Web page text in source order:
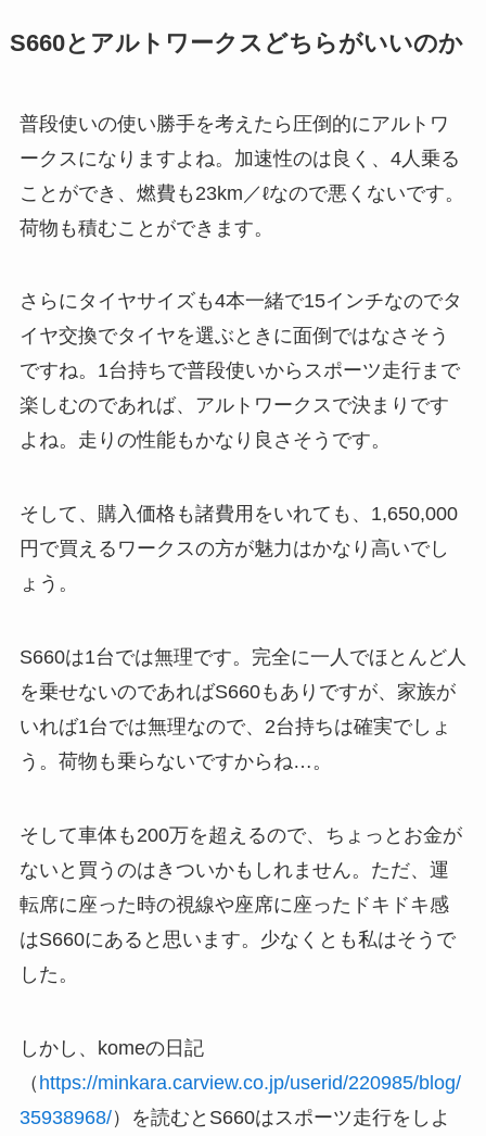
S660とアルトワークスどちらがいいのか
普段使いの使い勝手を考えたら圧倒的にアルトワ
ークスになりますよね。加速性のは良く、4人乗る
ことができ、燃費も23km／ℓなので悪くないです。
荷物も積むことができます。
さらにタイヤサイズも4本一緒で15インチなのでタ
イヤ交換でタイヤを選ぶときに面倒ではなさそう
ですね。1台持ちで普段使いからスポーツ走行まで
楽しむのであれば、アルトワークスで決まりです
よね。走りの性能もかなり良さそうです。
そして、購入価格も諸費用をいれても、1,650,000
円で買えるワークスの方が魅力はかなり高いでし
ょう。
S660は1台では無理です。完全に一人でほとんど人
を乗せないのであればS660もありですが、家族が
いれば1台では無理なので、2台持ちは確実でしょ
う。荷物も乗らないですからね…。
そして車体も200万を超えるので、ちょっとお金が
ないと買うのはきついかもしれません。ただ、運
転席に座った時の視線や座席に座ったドキドキ感
はS660にあると思います。少なくとも私はそうで
した。
しかし、komeの日記
（ https://minkara.carview.co.jp/userid/220985/blog/
35938968/）を読むとS660はスポーツ走行をしよ